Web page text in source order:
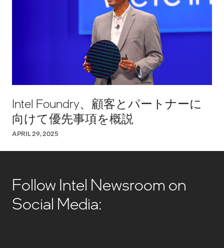
Intel Foundry、顧客とパートナーに
向けて優先事項を概説
APRIL 29, 2025
Follow Intel Newsroom on
Social Media: